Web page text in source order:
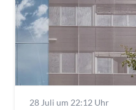
28 Juli um 22:12 Uhr